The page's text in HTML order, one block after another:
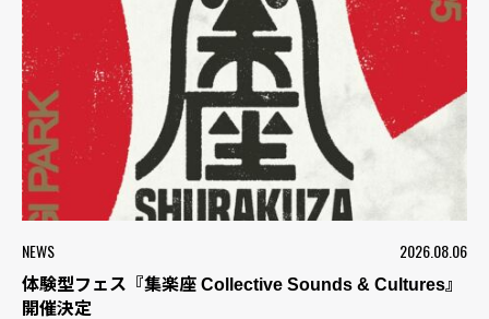
NEWS 2026.08.06
体験型フェス『集楽座 Collective Sounds & Cultures』
開催決定